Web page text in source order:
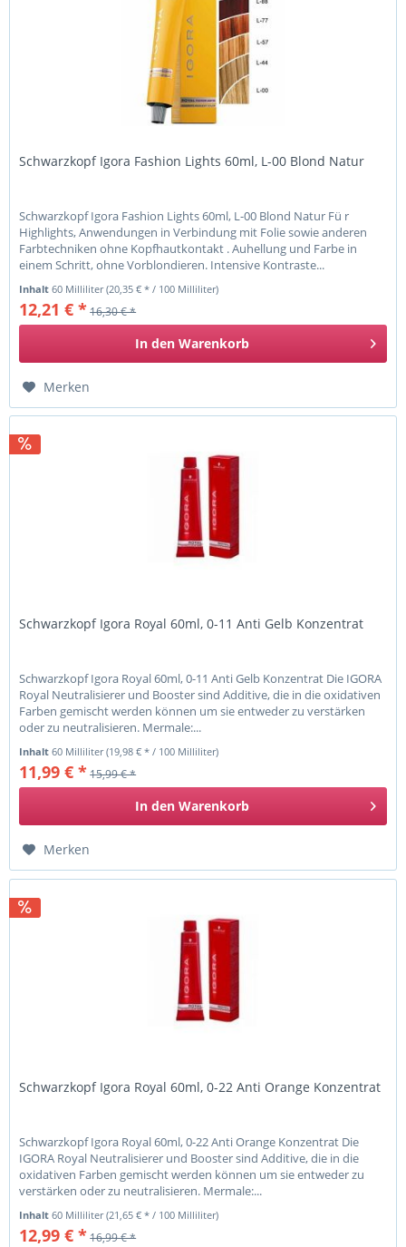
Schwarzkopf Igora Fashion Lights 60ml, L-00 Blond Natur
Schwarzkopf Igora Fashion Lights 60ml, L-00 Blond Natur Fü r
Highlights, Anwendungen in Verbindung mit Folie sowie anderen
Farbtechniken ohne Kopfhautkontakt . Auhellung und Farbe in
einem Schritt, ohne Vorblondieren. Intensive Kontraste...
Inhalt60 Milliliter(20,35 € * / 100 Milliliter)
12,21 € *16,30 € *
In den Warenkorb
Merken
Schwarzkopf Igora Royal 60ml, 0-11 Anti Gelb Konzentrat
Schwarzkopf Igora Royal 60ml, 0-11 Anti Gelb Konzentrat Die IGORA
Royal Neutralisierer und Booster sind Additive, die in die oxidativen
Farben gemischt werden können um sie entweder zu verstärken
oder zu neutralisieren. Mermale:...
Inhalt60 Milliliter(19,98 € * / 100 Milliliter)
11,99 € *15,99 € *
In den Warenkorb
Merken
Schwarzkopf Igora Royal 60ml, 0-22 Anti Orange Konzentrat
Schwarzkopf Igora Royal 60ml, 0-22 Anti Orange Konzentrat Die
IGORA Royal Neutralisierer und Booster sind Additive, die in die
oxidativen Farben gemischt werden können um sie entweder zu
verstärken oder zu neutralisieren. Mermale:...
Inhalt60 Milliliter(21,65 € * / 100 Milliliter)
12,99 € *16,99 € *